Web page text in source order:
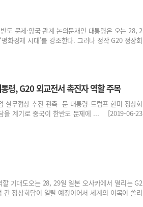
도 문제·양국 관계 논의문재인 대통령은 오는 28, 2
화경제 시대’를 강조한다. 그러나 정작 G20 정상회
령, G20 외교전서 촉진자 역할 주목
실무협상 추진 관측- 문 대통령-트럼프 한미 정상회
을 계기로 중국이 한반도 문제에 ... [2019-06-23
기대도오는 28, 29일 일본 오사카에서 열리는 G2
정상회담이 열릴 예정이어서 세계의 이목이 쏠리